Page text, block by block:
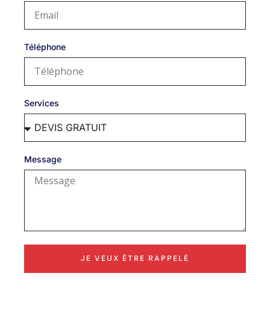
Téléphone
Services
Message
JE VEUX ÊTRE RAPPELÉ